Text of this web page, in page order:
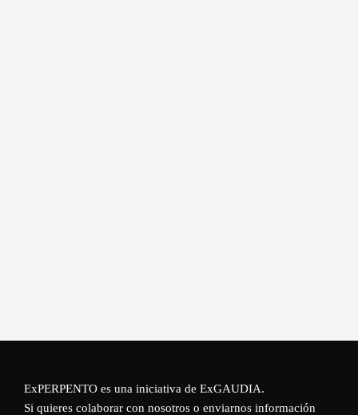
ExPERPENTO es una iniciativa de ExGAUDIA.
Si quieres colaborar con nosotros o enviarnos información